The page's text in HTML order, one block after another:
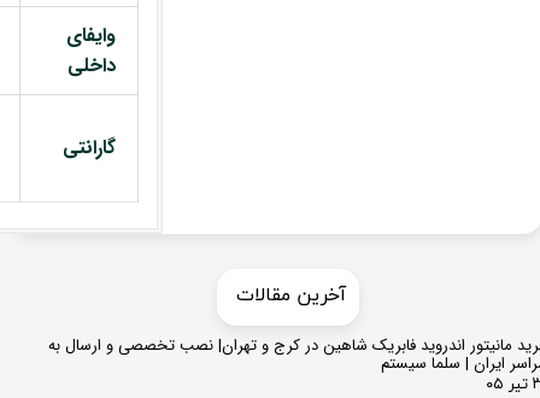
وایفای
داخلی
گارانتی
مانیتور اندروید فابریک شاهین در کرج و تهران| نصب تخصصی و ارسال به
ایران | سلما سیستم
​​آخرین مقالات